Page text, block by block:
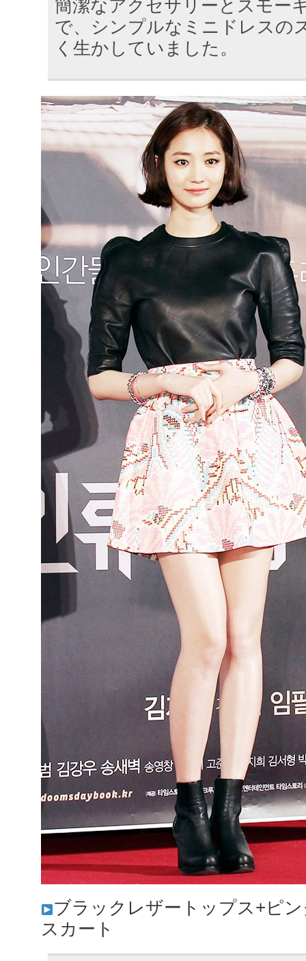
簡潔なアクセサリーとスモー
で、シンプルなミニドレスの
く生かしていました。
ブラックレザートップス+ピ
スカート